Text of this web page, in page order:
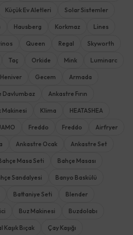
Küçük Ev Aletleri Solar Sistemler
Hausberg Korkmaz Lines
Queen Regal Skyworth
Taç Orkide Mink Luminarc
Heniver Gecem Armada
Davlumbaz Ankastre Fırın
Makinesi Klima HEATASHEA
Freddo Freddo Airfryer
Ankastre Ocak Ankastre Set
Masa Seti Bahçe Masası
Sandalyesi Banyo Baskülü
Battaniye Seti Blender
Buz Makinesi Buzdolabı
Kaşık Bıçak Çay Kaşığı